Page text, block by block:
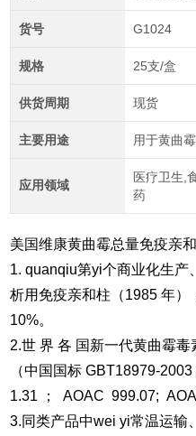
货号 G1024
规格 25支/盒
供货周期 现货
主要用途 用于黄曲
应用领域
医疗卫生,
药
美国维康黄曲霉总量免疫亲
1. quanqiu第yi个商业化生产
析用免疫亲和柱（1985 年）
10%。
2.世 界 各 国新一代黄曲霉毒
（中国国标 GBT18979-
1.31 ； AOAC 999.07;
3.同类产品中wei yi常温运输